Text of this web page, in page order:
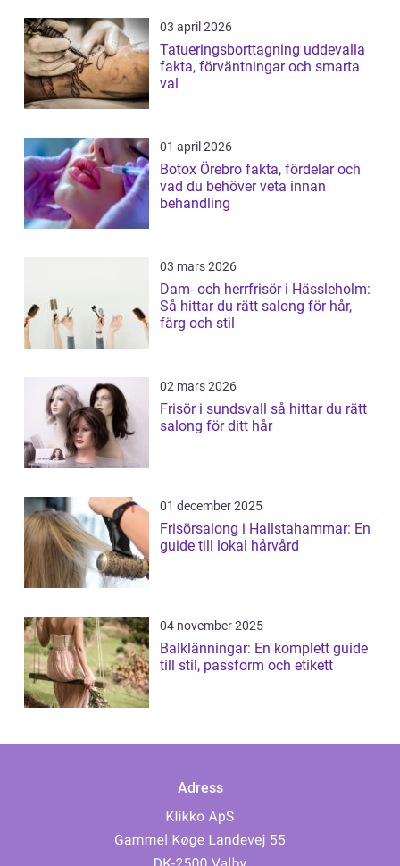
03 april 2026
Tatueringsborttagning uddevalla
fakta, förväntningar och smarta
val
01 april 2026
Botox Örebro fakta, fördelar och
vad du behöver veta innan
behandling
03 mars 2026
Dam- och herrfrisör i Hässleholm:
Så hittar du rätt salong för hår,
färg och stil
02 mars 2026
Frisör i sundsvall så hittar du rätt
salong för ditt hår
01 december 2025
Frisörsalong i Hallstahammar: En
guide till lokal hårvård
04 november 2025
Balklänningar: En komplett guide
till stil, passform och etikett
Adress